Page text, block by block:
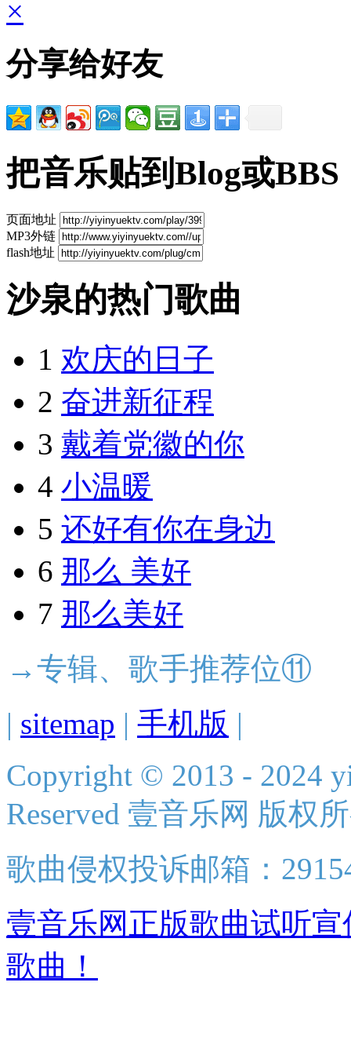
×
分享给好友
把音乐贴到Blog或BBS
页面地址
MP3外链
flash地址
沙泉的热门歌曲
1 欢庆的日子
2 奋进新征程
3 戴着党徽的你
4 小温暖
5 还好有你在身边
6 那么 美好
7 那么美好
→专辑、歌手推荐位⑪
| sitemap | 手机版 |
Copyright © 2013 - 2024
Reserved 壹音乐网 版权
歌曲侵权投诉邮箱：
壹音乐网正版歌曲试听
歌曲！